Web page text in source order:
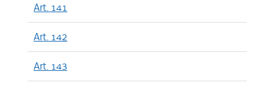
Art. 141
Art. 142
Art. 143